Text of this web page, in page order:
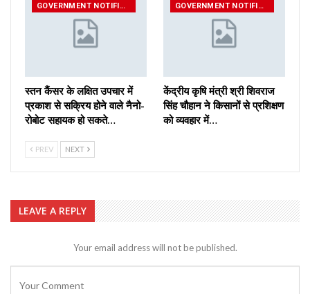
GOVERNMENT NOTIFICATIONS
स्तन कैंसर के लक्षित उपचार में
प्रकाश से सक्रिय होने वाले नैनो-
रोबोट सहायक हो सकते…
GOVERNMENT NOTIFICATIONS
केंद्रीय कृषि मंत्री श्री शिवराज
सिंह चौहान ने किसानों से प्रशिक्षण
को व्यवहार में…
PREV NEXT
LEAVE A REPLY
Your email address will not be published.